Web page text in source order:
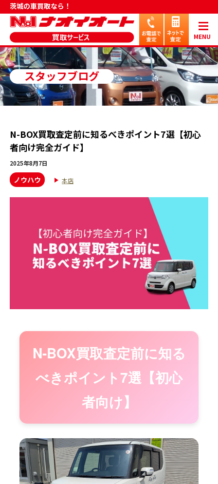
茨城の車買取なら！
MENU
スタッフブログ
N-BOX買取査定前に知るべきポイント7選【初心
者向け完全ガイド】
2025年8月7日
ノウハウ 本店
N-BOX買取査定前に知る
べきポイント7選【初心
者向け】